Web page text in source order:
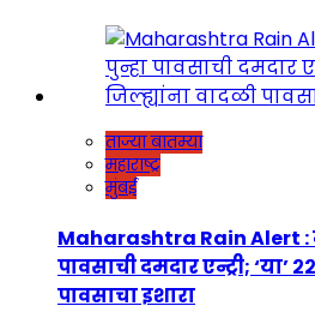
ताज्या बातम्या
महाराष्ट्र
मुंबई
Maharashtra Rain Alert :
पावसाची दमदार एन्ट्री; ‘या’
पावसाचा इशारा